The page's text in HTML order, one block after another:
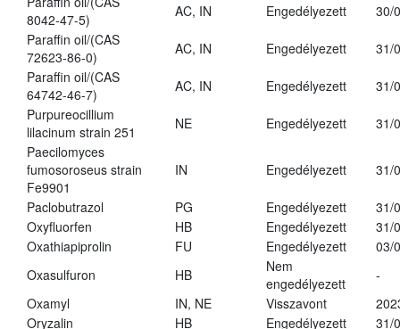
8042-47-5)
AC, IN Engedélyezett
30/
Paraffin oil/(CAS
72623-86-0)
AC, IN Engedélyezett
31/
Paraffin oil/(CAS
64742-46-7)
AC, IN Engedélyezett
31/
Purpureocillium
lilacinum strain 251
NE Engedélyezett
31/
Paecilomyces
fumosoroseus strain
Fe9901
IN Engedélyezett 31/
Paclobutrazol PG Engedélyezett
31/
Oxyfluorfen
HB Engedélyezett
31/
Oxathiapiprolin
FU Engedélyezett
03/
Oxasulfuron
HB
Nem
engedélyezett
-
Oxamyl
IN, NE Visszavont
Oryzalin
HB Engedélyezett
31/